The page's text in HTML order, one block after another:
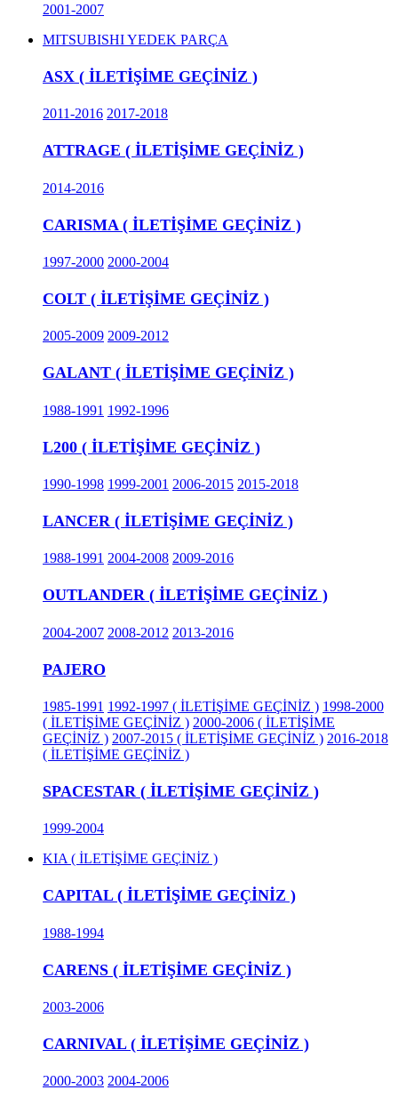
2001-2007
MITSUBISHI YEDEK PARÇA
ASX ( İLETİŞİME GEÇİNİZ )
2011-2016 2017-2018
ATTRAGE ( İLETİŞİME GEÇİNİZ )
2014-2016
CARISMA ( İLETİŞİME GEÇİNİZ )
1997-2000 2000-2004
COLT ( İLETİŞİME GEÇİNİZ )
2005-2009 2009-2012
GALANT ( İLETİŞİME GEÇİNİZ )
1988-1991 1992-1996
L200 ( İLETİŞİME GEÇİNİZ )
1990-1998 1999-2001 2006-2015 2015-2018
LANCER ( İLETİŞİME GEÇİNİZ )
1988-1991 2004-2008 2009-2016
OUTLANDER ( İLETİŞİME GEÇİNİZ )
2004-2007 2008-2012 2013-2016
PAJERO
1985-1991 1992-1997 ( İLETİŞİME GEÇİNİZ ) 1998-2000
( İLETİŞİME GEÇİNİZ ) 2000-2006 ( İLETİŞİME
GEÇİNİZ ) 2007-2015 ( İLETİŞİME GEÇİNİZ ) 2016-2018
( İLETİŞİME GEÇİNİZ )
SPACESTAR ( İLETİŞİME GEÇİNİZ )
1999-2004
KIA ( İLETİŞİME GEÇİNİZ )
CAPITAL ( İLETİŞİME GEÇİNİZ )
1988-1994
CARENS ( İLETİŞİME GEÇİNİZ )
2003-2006
CARNIVAL ( İLETİŞİME GEÇİNİZ )
2000-2003 2004-2006